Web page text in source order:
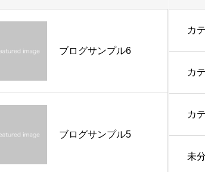
ブログサンプル6
ブログサンプル5
カ
カ
カ
未